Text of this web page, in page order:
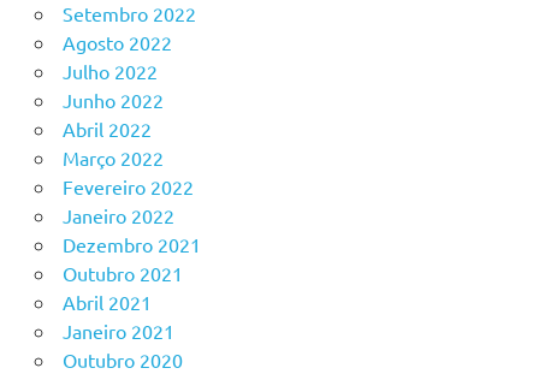
Setembro 2022
Agosto 2022
Julho 2022
Junho 2022
Abril 2022
Março 2022
Fevereiro 2022
Janeiro 2022
Dezembro 2021
Outubro 2021
Abril 2021
Janeiro 2021
Outubro 2020